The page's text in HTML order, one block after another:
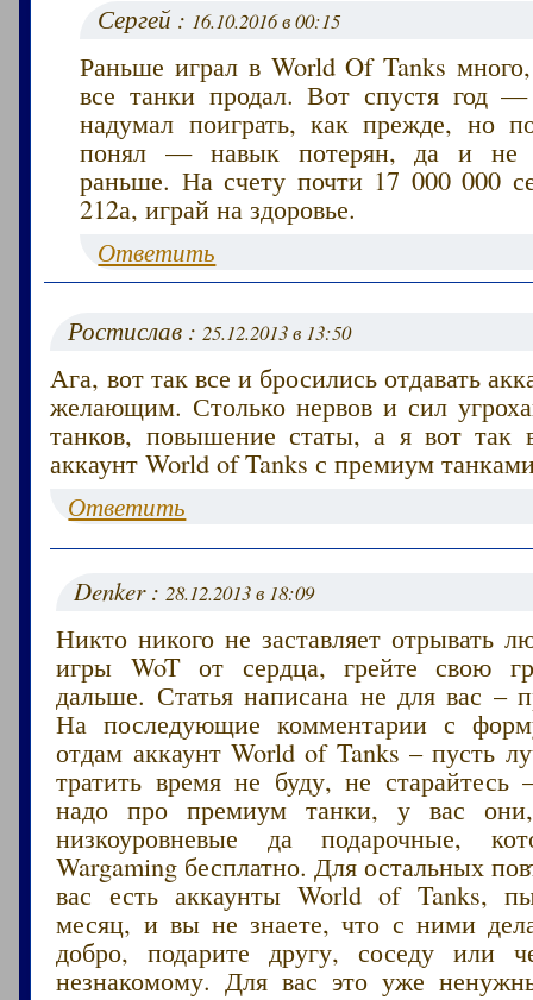
Сергей : 16.10.2016 в 00:15
Раньше играл в World Of Tanks
все танки продал. Вот спустя год —
надумал поиграть, как прежде, но
понял — навык потерян, да и не
раньше. На счету почти 17 000 000
212а, играй на здоровье.
Ответить
Ростислав :25.12.2013 в 13:50
Ага, вот так все и бросились отдавать
желающим. Столько нервов и сил
танков, повышение статы, а я вот так
аккаунт World of Tanks с премиум
Ответить
Denker :28.12.2013 в 18:09
Никто никого не заставляет отрывать
игры WoT от сердца, грейте свою
дальше. Статья написана не для вас –
На последующие комментарии с
отдам аккаунт World of Tanks – пусть
тратить время не буду, не
надо про премиум танки, у вас они,
низкоуровневые да подарочные,
Wargaming бесплатно. Для остальных
вас есть аккаунты World of Tanks,
месяц, и вы не знаете, что с ними
добро, подарите другу, соседу или
незнакомому. Для вас это уже